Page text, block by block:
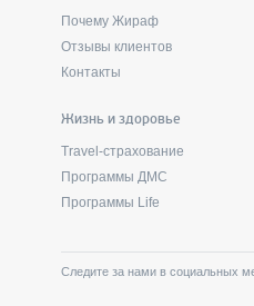
Почему Жираф
Отзывы клиентов
Контакты
Жизнь и здоровье
Travel-страхование
Программы ДМС
Программы Life
Следите за нами в социальных